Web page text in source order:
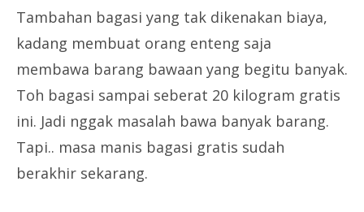
Tambahan bagasi yang tak dikenakan biaya,
kadang membuat orang enteng saja
membawa barang bawaan yang begitu banyak.
Toh bagasi sampai seberat 20 kilogram gratis
ini. Jadi nggak masalah bawa banyak barang.
Tapi.. masa manis bagasi gratis sudah
berakhir sekarang.